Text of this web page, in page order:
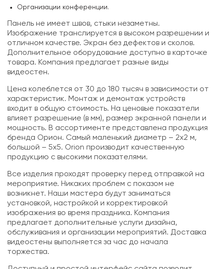
Организации конференции.
Панель не имеет швов, стыки незаметны.
Изображение транслируется в высоком разрешении и
отличном качестве. Экран без дефектов и сколов.
Дополнительное оборудование доступно в карточке
товара. Компания предлагает разные виды
видеостен.
Цена колеблется от 30 до 180 тысяч в зависимости от
характеристик. Монтаж и демонтаж устройств
входит в общую стоимость. На ценовые показатели
влияет разрешение (в мм), размер экранной панели и
мощность. В ассортименте представлена продукция
бренда Орион. Самый маленький диаметр – 2х2 м,
большой – 5х5. Orion производит качественную
продукцию с высокими показателями.
Все изделия проходят проверку перед отправкой на
мероприятие. Никаких проблем с показом не
возникнет. Наши мастера будут заниматься
установкой, настройкой и корректировкой
изображения во время праздника. Компания
предлагает дополнительные услуги дизайна,
обслуживания и организации мероприятий. Доставка
видеостены выполняется за час до начала
торжества.